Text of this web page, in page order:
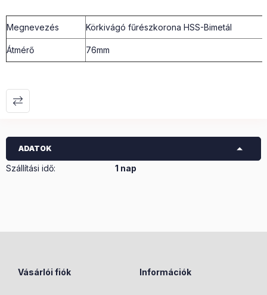
Megnevezés Körkivágó fűrészkorona HSS-Bimetál
Átmérő 76mm
ADATOK
Szállítási idő: 1 nap
Vásárlói fiók Információk